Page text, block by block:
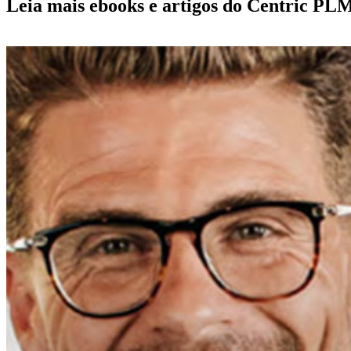
Leia mais ebooks e artigos do Centric